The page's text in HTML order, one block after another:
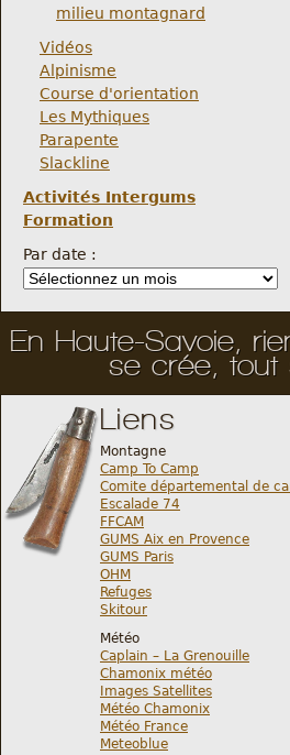
milieu montagnard
Vidéos
Alpinisme
Course d'orientation
Les Mythiques
Parapente
Slackline
Activités Intergums
Formation
Par date :
En Haute-Savoie,
se crée, tout
Liens
Montagne
Camp To Camp
Comite départemental de
Escalade 74
FFCAM
GUMS Aix en Provence
GUMS Paris
OHM
Refuges
Skitour
Météo
Caplain – La Grenouille
Chamonix météo
Images Satellites
Météo Chamonix
Météo France
Meteoblue